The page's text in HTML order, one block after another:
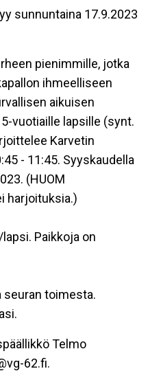
sunnuntaina 17.9.2023
pienimmille, jotka
ihmeelliseen
aikuisen
vuotiaille lapsille (synt.
Karvetin
- 11:45. Syyskaudella
(HUOM
harjoituksia.)
Paikkoja on
seuran toimesta.
Telmo
62.fi.